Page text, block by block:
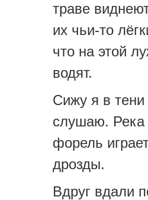
траве
их чьи-то
что на этой
водят.
Сижу я в
слушаю. Река
форель
дрозды.
Вдруг вдали